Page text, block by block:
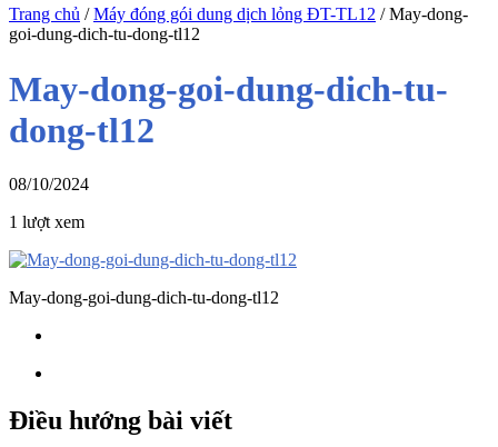
Trang chủ /Máy đóng gói dung dịch lỏng ĐT-TL12 /May-dong-
goi-dung-dich-tu-dong-tl12
May-dong-goi-dung-dich-tu-
dong-tl12
08/10/2024
1 lượt xem
May-dong-goi-dung-dich-tu-dong-tl12
Điều hướng bài viết